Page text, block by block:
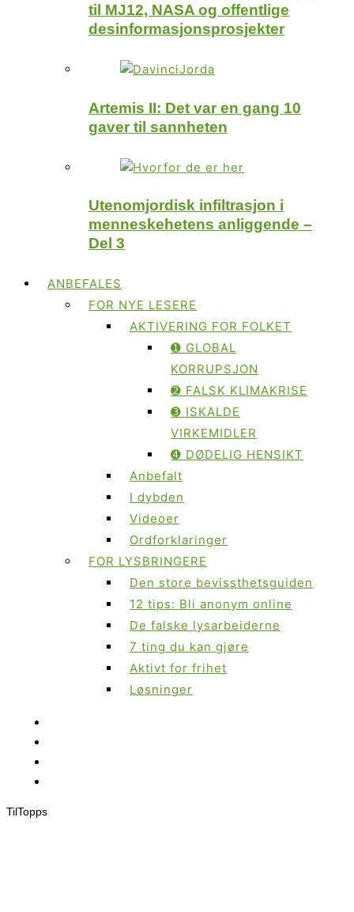
til MJ12, NASA og offentlige
desinformasjonsprosjekter
Artemis II: Det var en gang 10
gaver til sannheten
Utenomjordisk infiltrasjon i
menneskehetens anliggende –
Del 3
ANBEFALES
FOR NYE LESERE
AKTIVERING FOR FOLKET
➊ GLOBAL
KORRUPSJON
➋ FALSK KLIMAKRISE
➌ ISKALDE
VIRKEMIDLER
➍ DØDELIG HENSIKT
Anbefalt
I dybden
Videoer
Ordforklaringer
FOR LYSBRINGERE
Den store bevissthetsguiden
12 tips: Bli anonym online
De falske lysarbeiderne
7 ting du kan gjøre
Aktivt for frihet
Løsninger
TilTopps